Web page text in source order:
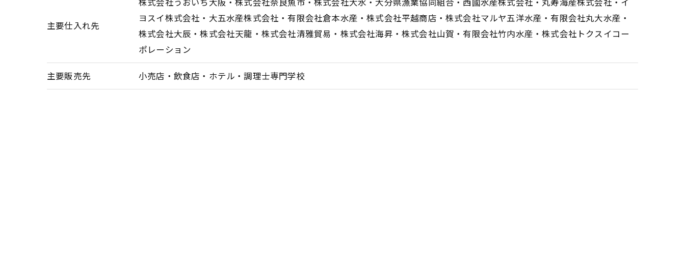
主要仕入れ先
ヨスイ株式会社・大五水産株式会社・有限会社倉本水産・株式会社平越商店・株式会社マルヤ五洋水産・有限会社丸大水産・
株式会社大辰・株式会社天龍・株式会社清雅貿易・株式会社海昇・株式会社山賀・有限会社竹内水産・株式会社トクスイコー
ポレーション
主要販売先 小売店・飲食店・ホテル・調理士専門学校